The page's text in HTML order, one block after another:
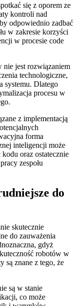
się z oporem ze
kontroli nad
‍odpowiednio zadbać
w zakresie korzyści
w procesie code
nie jest rozwiązaniem
technologiczne,⁢
systemu. Dlatego​
procesu w
z implementacją
‍forma
inteligencji może
oraz ostatecznie‍
‍zespołu
do
⁤skutecznie
do zauważenia
gdyż
robotów w​
są znane ‍z tego, że
są w stanie
co może